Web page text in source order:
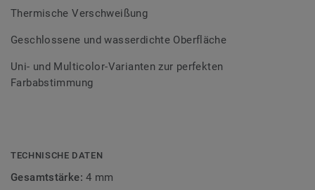
von Kontrastfarben lassen sich auch besondere
Thermische Verschweißung
Geschlossene und wasserdichte Oberfläche
Uni- und Multicolor-Varianten zur perfekten
Farbabstimmung
TECHNISCHE DATEN
Gesamtstärke:4 mm